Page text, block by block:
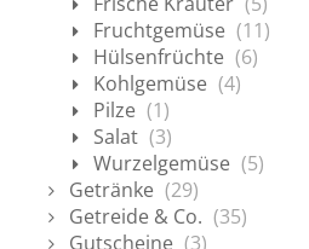
Fruchtgemüse (11)
Hülsenfrüchte (6)
Kohlgemüse (4)
Pilze (1)
Salat (3)
Wurzelgemüse (5)
Getränke (29)
Getreide & Co. (35)
Gutscheine (3)